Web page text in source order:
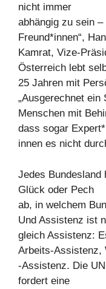
nicht immer
abhängig zu sein
Freund*innen“,
Kamrat, Vize-
Österreich lebt
25 Jahren mit
„Ausgerechnet ein
Menschen mit
dass sogar Expert*
innen es nicht
Jedes Bundesland
Glück oder Pech
ab, in welchem
Und Assistenz ist
gleich Assistenz:
Arbeits-Assistenz,
-Assistenz. Die
fordert eine